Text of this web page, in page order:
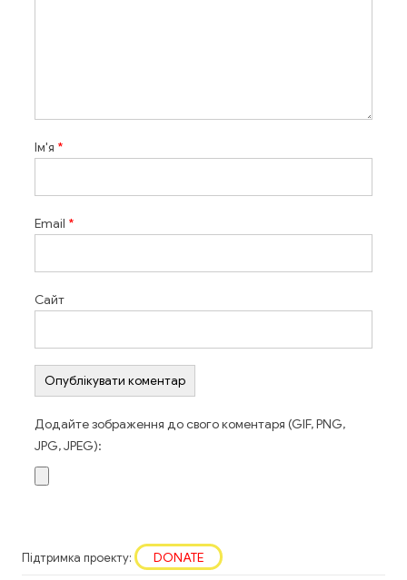
Ім'я *
Email *
Сайт
Додайте зображення до свого коментаря (GIF, PNG,
JPG, JPEG):
Підтримка проекту: DONATE